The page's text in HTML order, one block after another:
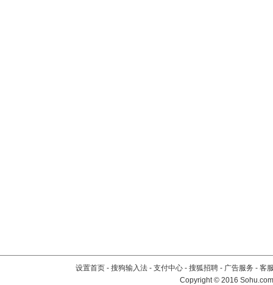
设置首页 - 搜狗输入法 - 支付中心 - 搜狐招聘 - 广告服务 - 客
Copyright©2016